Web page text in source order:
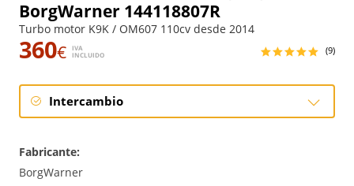
BorgWarner 144118807R
Turbo motor K9K / OM607 110cv desde 2014
360€
IVA
INCLUIDO
(9)
Intercambio
Reconstrucción
Fabricante:
BorgWarner